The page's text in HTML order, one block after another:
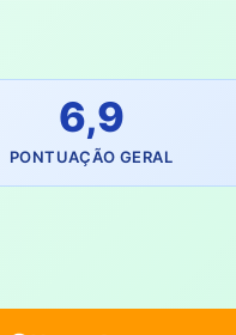
6,9
PONTUAÇÃO GERAL